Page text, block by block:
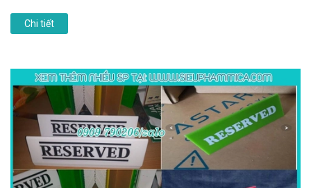
Chi tiết